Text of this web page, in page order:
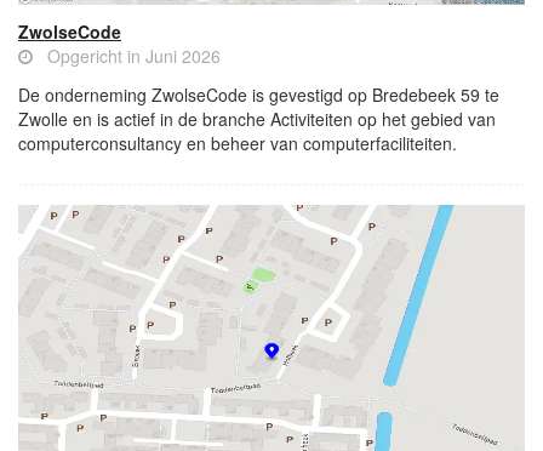
ZwolseCode
Opgericht in Juni 2026
De onderneming ZwolseCode is gevestigd op Bredebeek 59 te
Zwolle en is actief in de branche Activiteiten op het gebied van
computerconsultancy en beheer van computerfaciliteiten.